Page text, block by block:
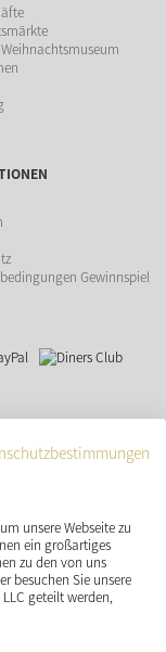
Gewinnspiel
unsere Webseite zu
ein großartiges
zu den von uns
besuchen Sie unsere
geteilt werden,